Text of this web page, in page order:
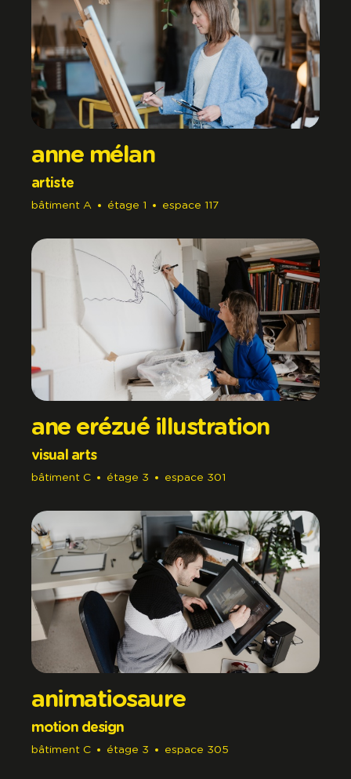
anne mélan
artiste
bâtiment A étage 1 espace 117
ane erézué illustration
visual arts
bâtiment C étage 3 espace 301
animatiosaure
motion design
bâtiment C étage 3 espace 305